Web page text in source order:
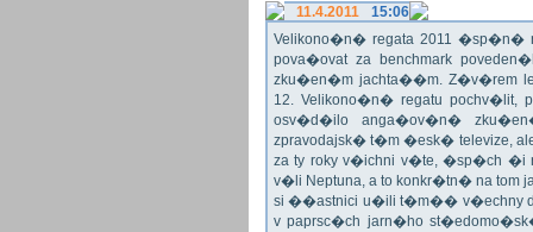
11.4.2011
15:06
Velikono�n� regata 2011 �sp�n�
pova�ovat za benchmark
zku�en�m jachta��m. Z�v�rem
12. Velikono�n� regatu
osv�d�ilo anga�ov�n�
zpravodajsk� t�m �esk� televize,
za ty roky v�ichni v�te, �sp�ch
v�li Neptuna, a to konkr�tn� na tom
si ��astnici u�ili t�m�� v�echny
v paprsc�ch jarn�ho